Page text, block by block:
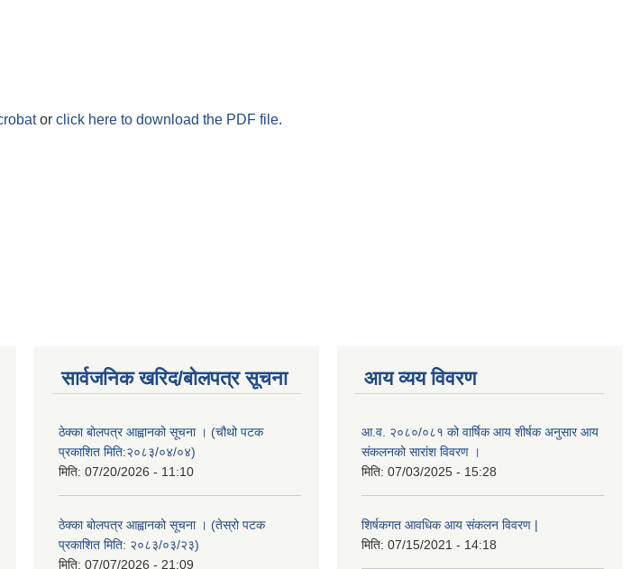
or click here to download the PDF file.
सार्वजनिक खरिद/बोलपत्र सूचना
ठेक्का बोलपत्र आह्वानको सूचना । (चौथो पटक
प्रकाशित मिति:२०८३/०४/०४)
मिति: 07/20/2026 - 11:10
ठेक्का बोलपत्र आह्वानको सूचना । (तेस्रो पटक
प्रकाशित मिति: २०८३/०३/२३)
मिति: 07/07/2026 - 21:09
आय व्यय विवरण
आ.व. २०८०/०८१ को वार्षिक आय शीर्षक अनुसार आय
संकलनको सारांश विवरण ।
मिति: 07/03/2025 - 15:28
शिर्षकगत आवधिक आय संकलन विवरण |
मिति: 07/15/2021 - 14:18